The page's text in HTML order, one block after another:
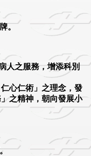
。
人之服務，增添科別
心仁術」之理念，發
之精神，朝向發展小